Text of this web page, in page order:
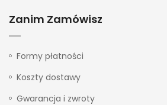
Zanim Zamówisz
Formy płatności
Koszty dostawy
Gwarancja i zwroty